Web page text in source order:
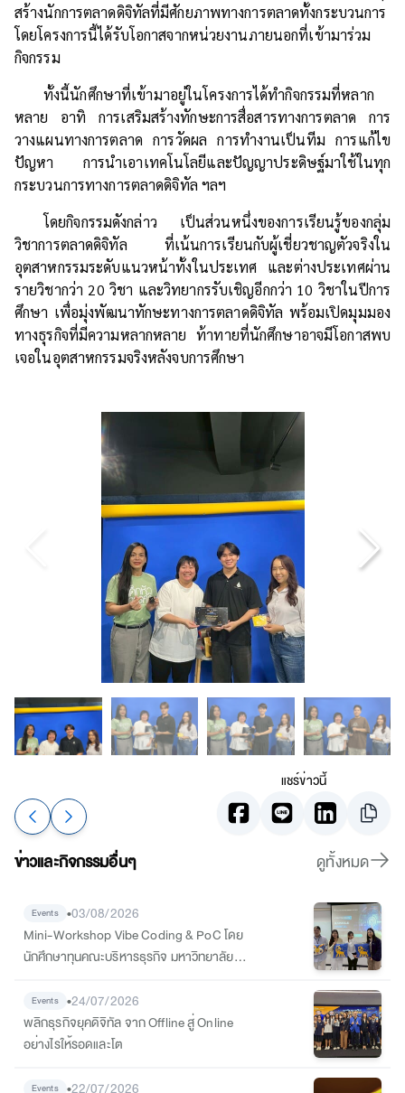
สร้างนักการตลาดดิจิทัลที่มีศักยภาพทางการตลาดทั้งกระบวนการ
โดยโครงการนี้ได้รับโอกาสจากหน่วยงานภายนอกที่เข้ามาร่วม
กิจกรรม
ทั้งนี้นักศึกษาที่เข้ามาอยู่ในโครงการได้ทำกิจกรรมที่หลาก
หลาย อาทิ การเสริมสร้างทักษะการสื่อสารทางการตลาด การ
วางแผนทางการตลาด การวัดผล การทำงานเป็นทีม การแก้ไข
ปัญหา การนำเอาเทคโนโลยีและปัญญาประดิษฐ์มาใช้ในทุก
กระบวนการทางการตลาดดิจิทัล ฯลฯ
โดยกิจกรรมดังกล่าว เป็นส่วนหนึ่งของการเรียนรู้ของกลุ่ม
วิชาการตลาดดิจิทัล ที่เน้นการเรียนกับผู้เชี่ยวชาญตัวจริงใน
อุตสาหกรรมระดับแนวหน้าทั้งในประเทศ และต่างประเทศผ่าน
รายวิชากว่า 20 วิชา และวิทยากรรับเชิญอีกกว่า 10 วิชาในปีการ
ศึกษา เพื่อมุ่งพัฒนาทักษะทางการตลาดดิจิทัล พร้อมเปิดมุมมอง
ทางธุรกิจที่มีความหลากหลาย ท้าทายที่นักศึกษาอาจมีโอกาสพบ
เจอในอุตสาหกรรมจริงหลังจบการศึกษา
แชร์ข่าวนี้
ข่าวและกิจกรรมอื่นๆ ดูทั้งหมด
Events •03/08/2026
Mini-Workshop Vibe Coding & PoC โดย
นักศึกษาทุนคณะบริหารธุรกิจ มหาวิทยาลัย
Events •24/07/2026
พลิกธุรกิจยุคดิจิทัล จาก Offline สู่ Online
อย่างไรให้รอดและโต
Events •22/07/2026